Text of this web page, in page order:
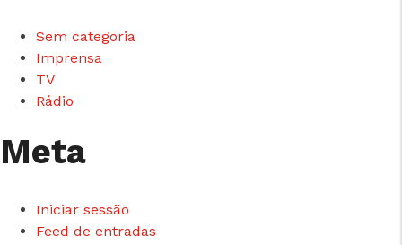
Sem categoria
Imprensa
TV
Rádio
Meta
Iniciar sessão
Feed de entradas